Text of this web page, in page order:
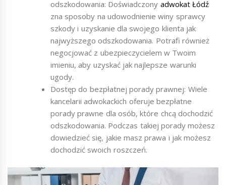
odszkodowania: Doświadczony adwokat Łódź
zna sposoby na udowodnienie winy sprawcy
szkody i uzyskanie dla swojego klienta jak
najwyższego odszkodowania. Potrafi również
negocjować z ubezpieczycielem w Twoim
imieniu, aby uzyskać jak najlepsze warunki
ugody.
Dostęp do bezpłatnej porady prawnej: Wiele
kancelarii adwokackich oferuje bezpłatne
porady prawne dla osób, które chcą dochodzić
odszkodowania. Podczas takiej porady możesz
dowiedzieć się, jakie masz prawa i jak możesz
dochodzić swoich roszczeń.